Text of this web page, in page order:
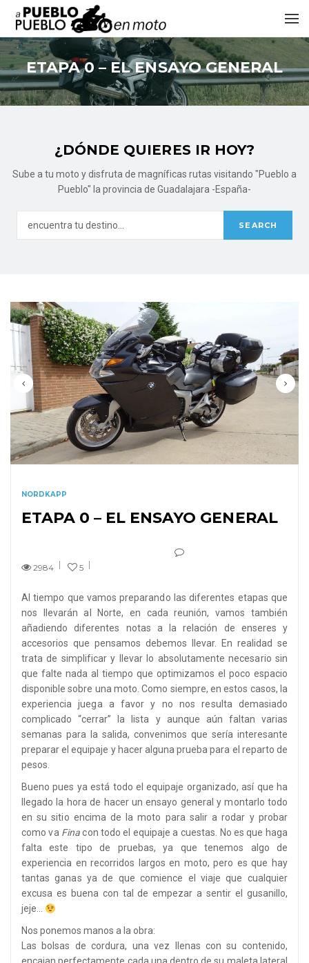
ETAPA 0 – EL ENSAYO GENERAL
¿DÓNDE QUIERES IR HOY?
Sube a tu moto y disfruta de magníficas rutas visitando "Pueblo a
Pueblo" la provincia de Guadalajara -España-
NORDKAPP
ETAPA 0 – EL ENSAYO GENERAL
2984 5
Al tiempo que vamos preparando las diferentes etapas que
nos llevarán al Norte, en cada reunión, vamos también
añadiendo diferentes notas a la relación de enseres y
accesorios que pensamos debemos llevar. En realidad se
trata de simplificar y llevar lo absolutamente necesario sin
que falte nada al tiempo que optimizamos el poco espacio
disponible sobre una moto. Como siempre, en estos casos, la
experiencia juega a favor y no nos resulta demasiado
complicado “cerrar” la lista y aunque aún faltan varias
semanas para la salida, convenimos que sería interesante
preparar el equipaje y hacer alguna prueba para el reparto de
pesos.
Bueno pues ya está todo el equipaje organizado, así que ha
llegado la hora de hacer un ensayo general y montarlo todo
en su sitio encima de la moto para salir a rodar y probar
como va Finacon todo el equipaje a cuestas. No es que haga
falta este tipo de pruebas, ya que tenemos algo de
experiencia en recorridos largos en moto, pero es que hay
tantas ganas ya de que comience el viaje que cualquier
excusa es buena con tal de empezar a sentir el gusanillo,
jeje…
Nos ponemos manos a la obra:
Las bolsas de cordura, una vez llenas con su contenido,